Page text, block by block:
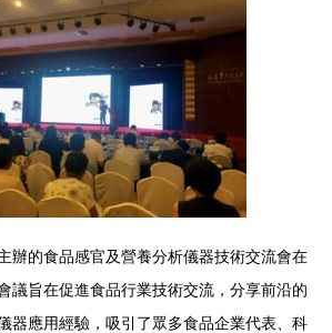
辦的食品感官及營養分析儀器技術交流會在
議旨在促進食品行業技術交流，分享前沿的
器應用經驗，吸引了眾多食品企業代表、科